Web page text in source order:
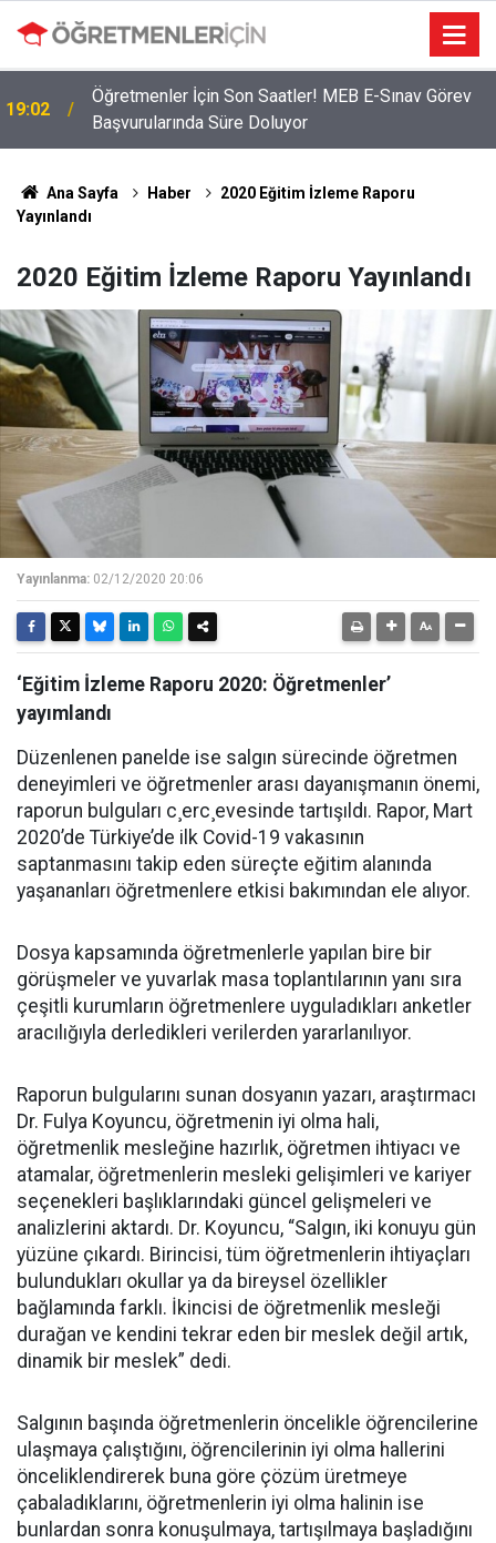
19:02
Öğretmenler İçin Son Saatler! MEB E-Sınav Görev
Başvurularında Süre Doluyor
Ana Sayfa Haber
2020 Eğitim İzleme Raporu
Yayınlandı
2020 Eğitim İzleme Raporu Yayınlandı
Yayınlanma: 02/12/2020 20:06
‘Eğitim İzleme Raporu 2020: Öğretmenler’
yayımlandı
Düzenlenen panelde ise salgın sürecinde öğretmen
deneyimleri ve öğretmenler arası dayanışmanın önemi,
raporun bulguları c¸erc¸evesinde tartışıldı. Rapor, Mart
2020’de Türkiye’de ilk Covid-19 vakasının
saptanmasını takip eden süreçte eğitim alanında
yaşananları öğretmenlere etkisi bakımından ele alıyor.
Dosya kapsamında öğretmenlerle yapılan bire bir
görüşmeler ve yuvarlak masa toplantılarının yanı sıra
çeşitli kurumların öğretmenlere uyguladıkları anketler
aracılığıyla derledikleri verilerden yararlanılıyor.
Raporun bulgularını sunan dosyanın yazarı, araştırmacı
Dr. Fulya Koyuncu, öğretmenin iyi olma hali,
öğretmenlik mesleğine hazırlık, öğretmen ihtiyacı ve
atamalar, öğretmenlerin mesleki gelişimleri ve kariyer
seçenekleri başlıklarındaki güncel gelişmeleri ve
analizlerini aktardı. Dr. Koyuncu, “Salgın, iki konuyu gün
yüzüne çıkardı. Birincisi, tüm öğretmenlerin ihtiyaçları
bulundukları okullar ya da bireysel özellikler
bağlamında farklı. İkincisi de öğretmenlik mesleği
durağan ve kendini tekrar eden bir meslek değil artık,
dinamik bir meslek” dedi.
Salgının başında öğretmenlerin öncelikle öğrencilerine
ulaşmaya çalıştığını, öğrencilerinin iyi olma hallerini
önceliklendirerek buna göre çözüm üretmeye
çabaladıklarını, öğretmenlerin iyi olma halinin ise
bunlardan sonra konuşulmaya, tartışılmaya başladığını